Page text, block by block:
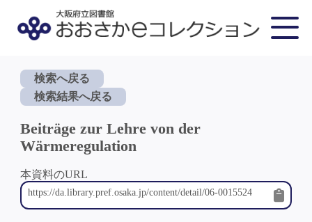
検索へ戻る
検索結果へ戻る
Beiträge zur Lehre von der
Wärmeregulation
本資料のURL